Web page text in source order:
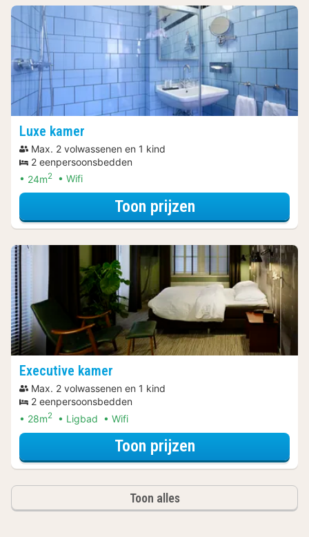
Luxe kamer
Max. 2 volwassenen en 1 kind
2 eenpersoonsbedden
24m2 Wifi
Toon prijzenvoor Spa Resort
Executive kamer
Max. 2 volwassenen en 1 kind
2 eenpersoonsbedden
28m2 Ligbad Wifi
Toon prijzenvoor Spa Resort
Toon alles